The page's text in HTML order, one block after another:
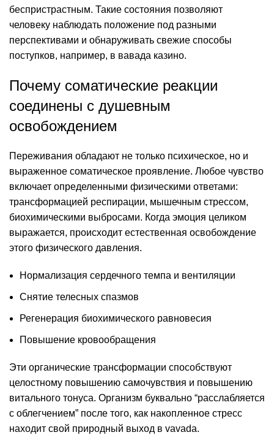
беспристрастным. Такие состояния позволяют
человеку наблюдать положение под разными
перспективами и обнаруживать свежие способы
поступков, например, в вавада казино.
Почему соматические реакции
соединены с душевным
освобождением
Переживания обладают не только психическое, но и
выраженное соматическое проявление. Любое чувство
включает определенными физическими ответами:
трансформацией респирации, мышечным стрессом,
биохимическими выбросами. Когда эмоция целиком
выражается, происходит естественная освобождение
этого физического давления.
Нормализация сердечного темпа и вентиляции
Снятие телесных спазмов
Регенерация биохимического равновесия
Повышение кровообращения
Эти органические трансформации способствуют
целостному повышению самочувствия и повышению
витального тонуса. Организм буквально “расслабляется
с облегчением” после того, как накопленное стресс
находит свой природный выход в vavada.